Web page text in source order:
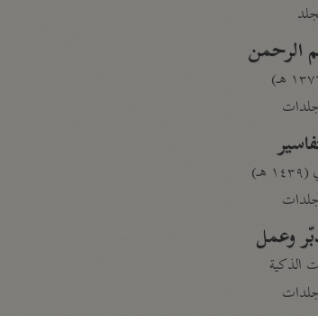
الرحمن
وعمل
الذكية